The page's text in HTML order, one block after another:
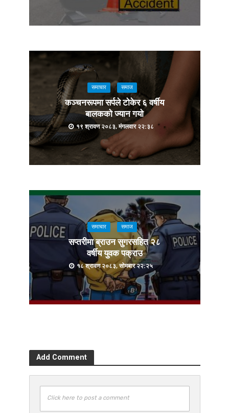
समाचार समाज
कञ्चनरूपमा सर्पले टोकेर ६ वर्षीय
बालकको ज्यान गयो
१९ श्रावण २०८३, मंगलवार २२:३८
समाचार समाज
सप्तरीमा ब्राउन सुगरसहित २८
वर्षीय युवक पक्राउ
१८ श्रावण २०८३, सोमबार २२:२५
Add Comment
Click here to post a comment